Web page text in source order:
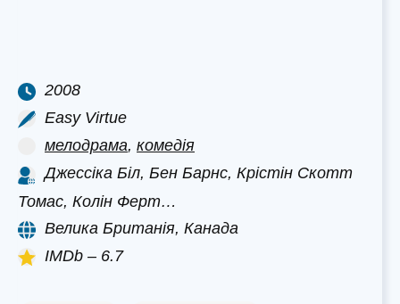
2008
Easy Virtue
мелодрама, комедія
Джессіка Біл, Бен Барнс, Крістін Скотт
Томас, Колін Ферт…
Велика Британія, Канада
IMDb – 6.7